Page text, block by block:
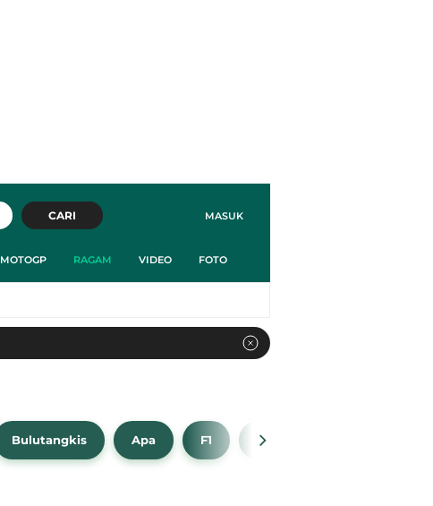
MASUK
CARI
MOTOGP RAGAM VIDEO FOTO
Bulutangkis Apa F1 NBA